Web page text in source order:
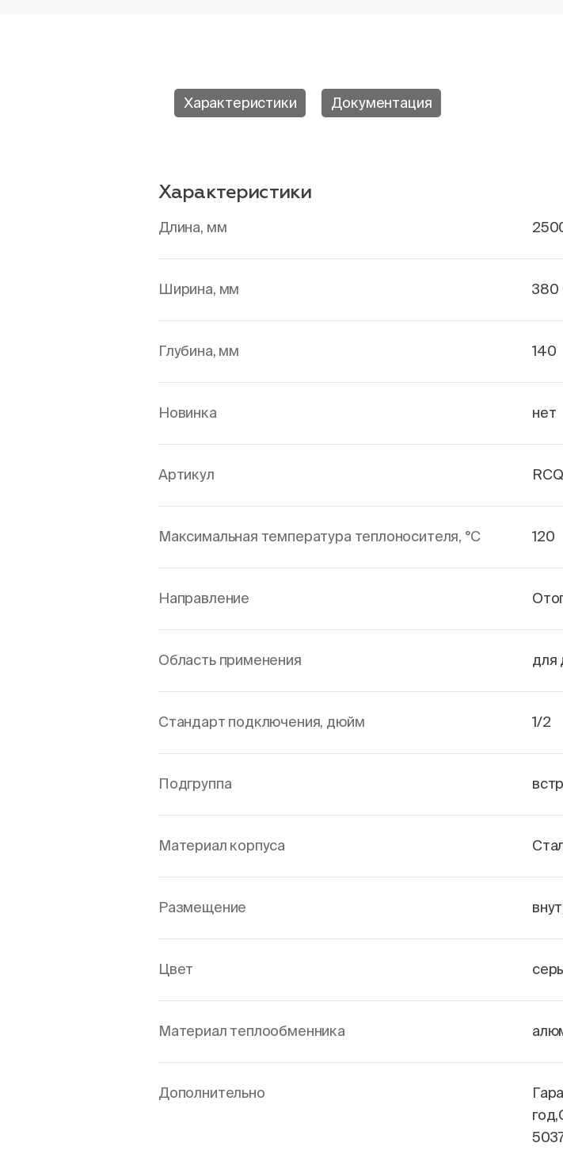
Характеристики Документация
Характеристики
Длина, мм
Ширина, мм 380
Глубина, мм 140
Новинка нет
Артикул
Максимальная температура теплоносителя, °С 120
Направление
Область применения для
Стандарт подключения, дюйм 1/2
Подгруппа
Материал корпуса
Размещение
Цвет
Материал теплообменника
Дополнительно